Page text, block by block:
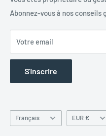
Recherche
Services
Vous êtes PRO ?
ESHOP B2B PRO
Abonnez-vous à nos
Votre email
S'inscrire
Langue
Français Devise
EUR €